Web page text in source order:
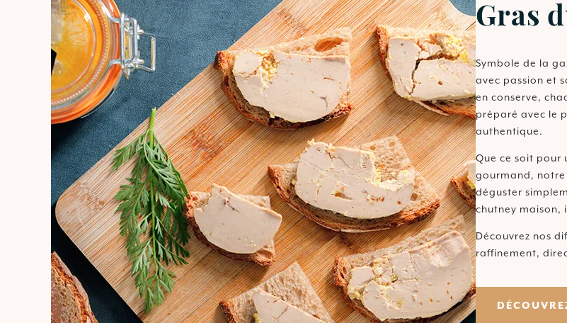
Gras
Symbole de la
avec passion et
en conserve,
préparé avec le
authentique.
Que ce soit pour
gourmand, notre
déguster
chutney maison,
Découvrez nos
raffinement,